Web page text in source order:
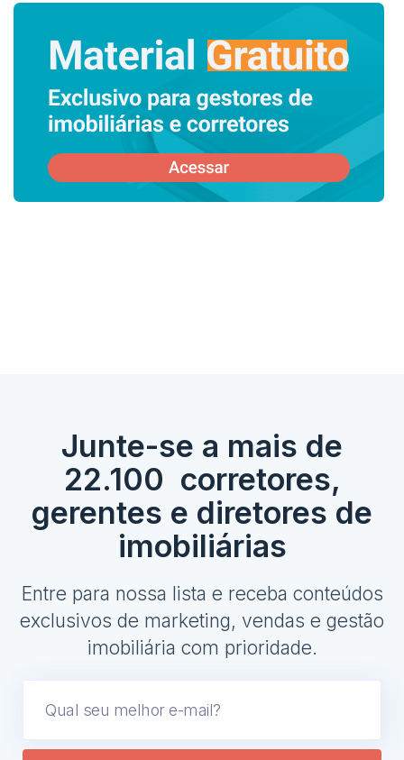
Junte-se a mais de
22.100 corretores,
gerentes e diretores de
imobiliárias
Entre para nossa lista e receba conteúdos
exclusivos de marketing, vendas e gestão
imobiliária com prioridade.